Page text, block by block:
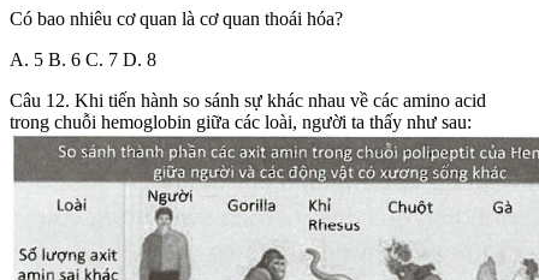
Có bao nhiêu cơ quan là cơ quan thoái hóa?
A. 5 B. 6 C. 7 D. 8
Câu 12. Khi tiến hành so sánh sự khác nhau về các amino acid
trong chuỗi hemoglobin giữa các loài, người ta thấy như sau: